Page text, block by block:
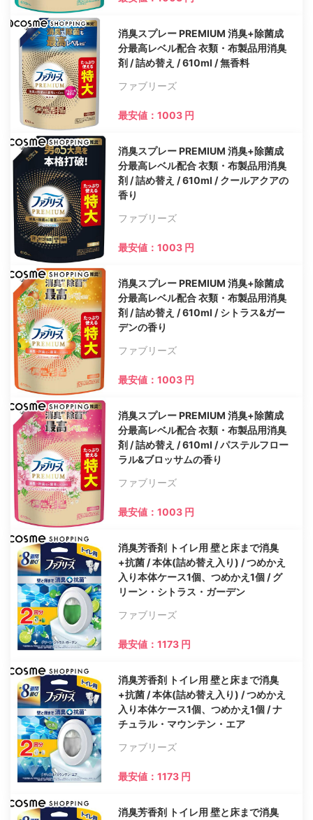
消臭スプレー PREMIUM 消臭+除菌成
分最高レベル配合 衣類・布製品用消臭
剤 / 詰め替え / 610ml / 無香料
ファブリーズ
最安値：1003 円
消臭スプレー PREMIUM 消臭+除菌成
分最高レベル配合 衣類・布製品用消臭
剤 / 詰め替え / 610ml / クールアクアの
香り
ファブリーズ
最安値：1003 円
消臭スプレー PREMIUM 消臭+除菌成
分最高レベル配合 衣類・布製品用消臭
剤 / 詰め替え / 610ml / シトラス&ガー
デンの香り
ファブリーズ
最安値：1003 円
消臭スプレー PREMIUM 消臭+除菌成
分最高レベル配合 衣類・布製品用消臭
剤 / 詰め替え / 610ml / パステルフロー
ラル&ブロッサムの香り
ファブリーズ
最安値：1003 円
消臭芳香剤 トイレ用 壁と床まで消臭
+抗菌 / 本体(詰め替え入り) / つめかえ
入り本体ケース1個、つめかえ1個 / グ
リーン・シトラス・ガーデン
ファブリーズ
最安値：1173 円
消臭芳香剤 トイレ用 壁と床まで消臭
+抗菌 / 本体(詰め替え入り) / つめかえ
入り本体ケース1個、つめかえ1個 / ナ
チュラル・マウンテン・エア
ファブリーズ
最安値：1173 円
消臭芳香剤 トイレ用 壁と床まで消臭